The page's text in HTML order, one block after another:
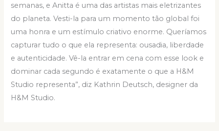
semanas, e Anitta é uma das artistas mais eletrizantes
do planeta. Vesti-la para um momento tão global foi
uma honra e um estímulo criativo enorme. Queríamos
capturar tudo o que ela representa: ousadia, liberdade
e autenticidade. Vê-la entrar em cena com esse look e
dominar cada segundo é exatamente o que a H&M
Studio representa”, diz Kathrin Deutsch, designer da
H&M Studio.